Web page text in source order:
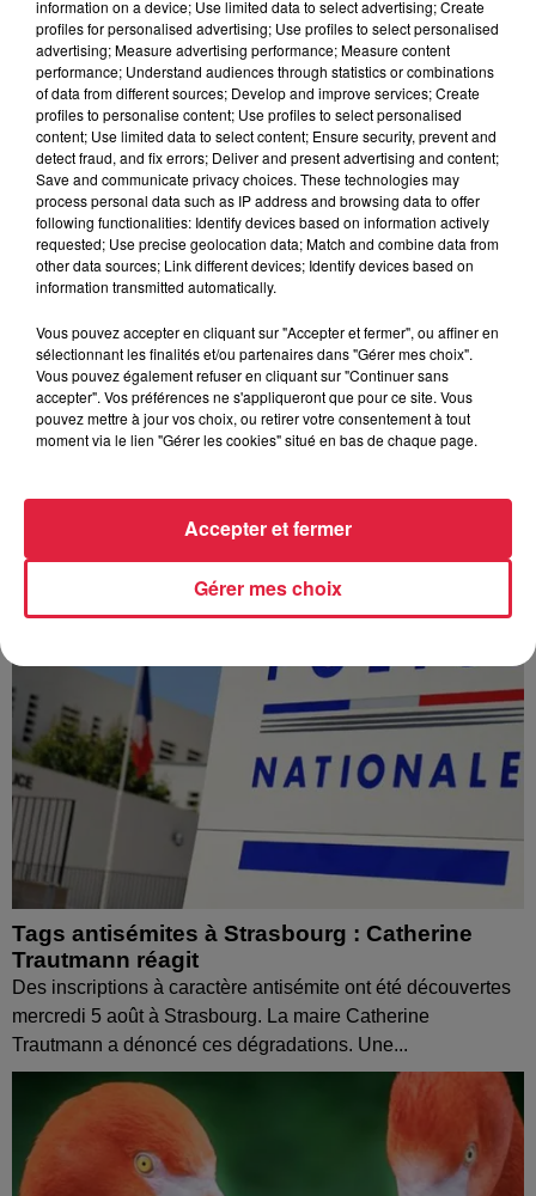
À Hoerdt, de l’eau brune sort des robinets
Depuis plusieurs jours, des habitants de Hoerdt ont vu de
nombreuses interrogations, la municipalité a pris...
Tags antisémites à Strasbourg : Catherine
Trautmann réagit
Des inscriptions à caractère antisémite ont été découvertes
mercredi 5 août à Strasbourg. La maire Catherine
Trautmann a dénoncé ces dégradations. Une...
information on a device; Use limited data to select advertising; Create
profiles for personalised advertising; Use profiles to select personalised
advertising; Measure advertising performance; Measure content
performance; Understand audiences through statistics or combinations
of data from different sources; Develop and improve services; Create
profiles to personalise content; Use profiles to select personalised
content; Use limited data to select content; Ensure security, prevent and
detect fraud, and fix errors; Deliver and present advertising and content;
Save and communicate privacy choices. These technologies may
process personal data such as IP address and browsing data to offer
following functionalities: Identify devices based on information actively
requested; Use precise geolocation data; Match and combine data from
other data sources; Link different devices; Identify devices based on
information transmitted automatically.
Vous pouvez accepter en cliquant sur "Accepter et fermer", ou affiner en
sélectionnant les finalités et/ou partenaires dans "Gérer mes choix".
Vous pouvez également refuser en cliquant sur "Continuer sans
accepter". Vos préférences ne s'appliqueront que pour ce site. Vous
pouvez mettre à jour vos choix, ou retirer votre consentement à tout
moment via le lien "Gérer les cookies" situé en bas de chaque page.
Gérer mes choix
Accepter et fermer